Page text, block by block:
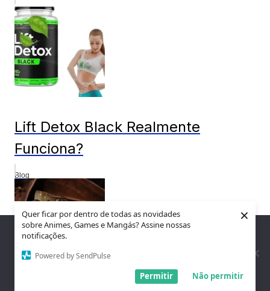
Quer ficar por dentro de todas as novidades
sobre Animes, Games e Mangás? Assine nossas
notificações.
Powered by SendPulse
Não permitir
Permitir
×
Lift Detox Black Realmente
Funciona?
Blog
Nós utilizamos cookies para garantir que você tenha a melhor
experiência em nosso site. Se você continua a usar este site,
assumimos que você está satisfeito.
Entendi!